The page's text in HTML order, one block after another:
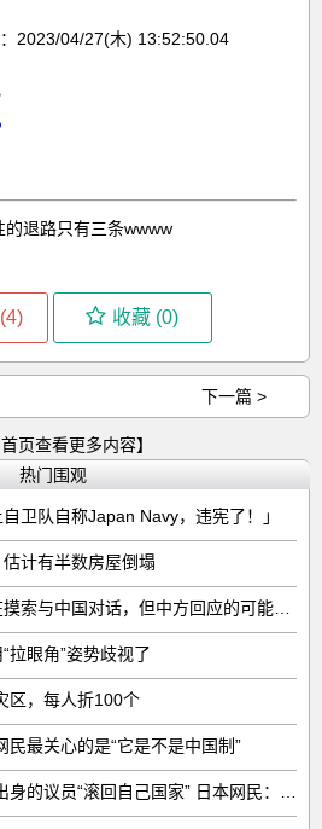
2023/04/27(木) 13:52:50.04
4) 收藏 (0)
下一篇 >
首页查看更多内容】
热门围观
卫队自称Japan Navy，违宪了！」
计有半数房屋倒塌
拉眼角”姿势歧视了
区，每人折100个
民最关心的是“它是不是中国制”